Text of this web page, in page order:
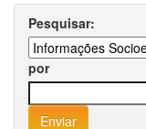
Pesquisar:
por